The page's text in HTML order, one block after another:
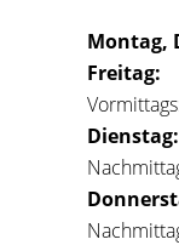
Montag,
Freitag:
Dienstag: